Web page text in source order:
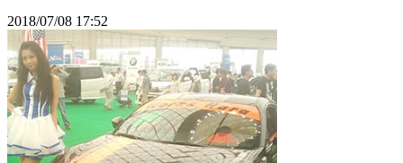
2018/07/08 17:52